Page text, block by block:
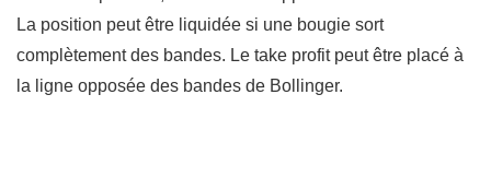
La position peut être liquidée si une bougie sort
complètement des bandes. Le take profit peut être placé à
la ligne opposée des bandes de Bollinger.